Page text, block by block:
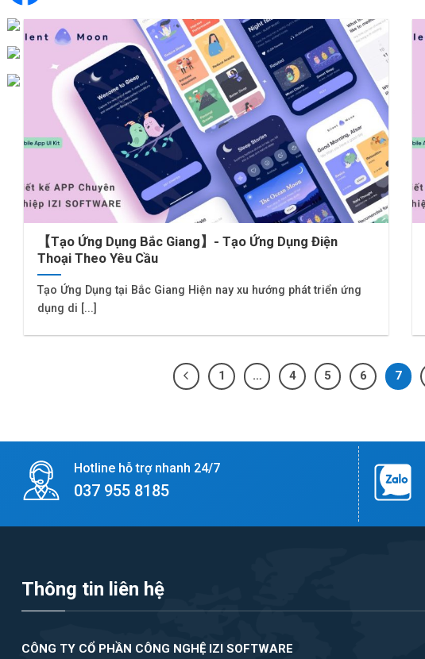
【Tạo Ứng Dụng Bắc Giang】- Tạo Ứng Dụng Điện
Thoại Theo Yêu Cầu
Tạo Ứng Dụng tại Bắc Giang Hiện nay xu hướng phát triển ứng
dụng di [...]
1 … 4 5 6 7
Hotline hỗ trợ nhanh 24/7
037 955 8185
Thông tin liên hệ
CÔNG TY CỔ PHẦN CÔNG NGHỆ IZI SOFTWARE